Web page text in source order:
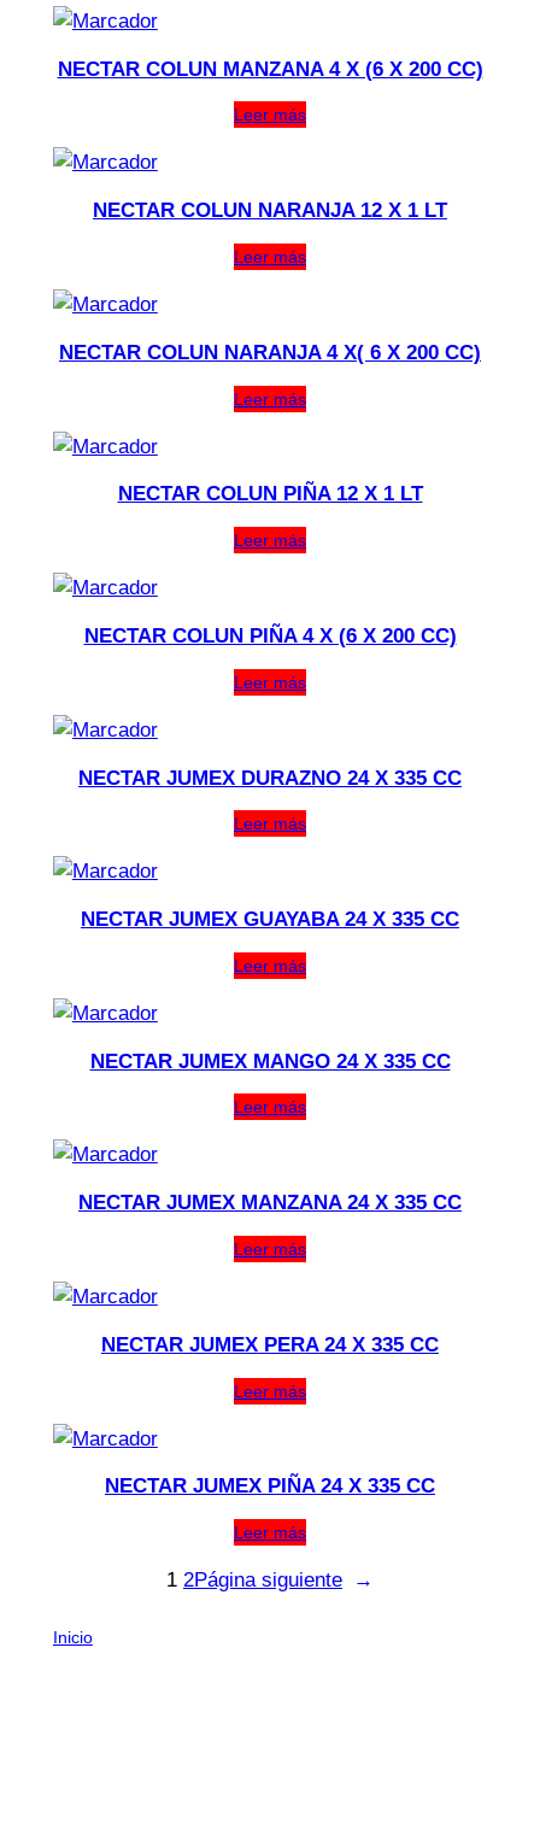
NECTAR COLUN MANZANA 4 X (6 X 200 CC)
Leer más
NECTAR COLUN NARANJA 12 X 1 LT
Leer más
NECTAR COLUN NARANJA 4 X( 6 X 200 CC)
Leer más
NECTAR COLUN PIÑA 12 X 1 LT
Leer más
NECTAR COLUN PIÑA 4 X (6 X 200 CC)
Leer más
NECTAR JUMEX DURAZNO 24 X 335 CC
Leer más
NECTAR JUMEX GUAYABA 24 X 335 CC
Leer más
NECTAR JUMEX MANGO 24 X 335 CC
Leer más
NECTAR JUMEX MANZANA 24 X 335 CC
Leer más
NECTAR JUMEX PERA 24 X 335 CC
Leer más
NECTAR JUMEX PIÑA 24 X 335 CC
Leer más
1 2Página siguiente →
Inicio/ BEBESTIBLES